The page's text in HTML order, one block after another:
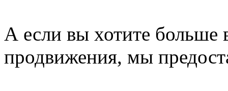
А если вы хотите больше
продвижения, мы